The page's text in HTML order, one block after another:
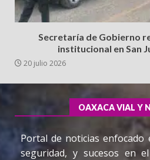
Secretaría de Gobierno
institucional en San
20 julio 2026
OAXACA VIAL Y
Portal de noticias enfocado
seguridad, y sucesos en